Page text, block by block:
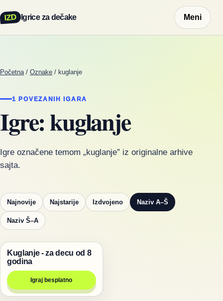
IZD Igrice za dečake Meni
Početna / Oznake / kuglanje
1 POVEZANIH IGARA
Igre: kuglanje
Igre označene temom „kuglanje” iz originalne arhive
sajta.
Najnovije Najstarije Izdvojeno Naziv A–Š
Naziv Š–A
Bakugan igrice
Kuglanje - za decu od 8
godina
Igraj besplatno